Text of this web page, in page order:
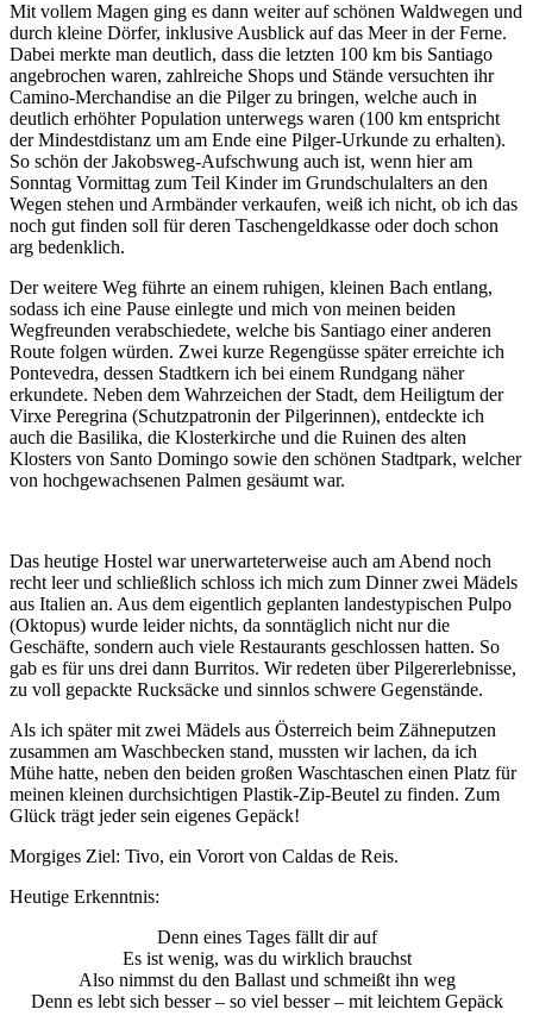
Mit vollem Magen ging es dann weiter auf schönen Waldwegen und
durch kleine Dörfer, inklusive Ausblick auf das Meer in der Ferne.
Dabei merkte man deutlich, dass die letzten 100 km bis Santiago
angebrochen waren, zahlreiche Shops und Stände versuchten ihr
Camino-Merchandise an die Pilger zu bringen, welche auch in
deutlich erhöhter Population unterwegs waren (100 km entspricht
der Mindestdistanz um am Ende eine Pilger-Urkunde zu erhalten).
So schön der Jakobsweg-Aufschwung auch ist, wenn hier am
Sonntag Vormittag zum Teil Kinder im Grundschulalters an den
Wegen stehen und Armbänder verkaufen, weiß ich nicht, ob ich das
noch gut finden soll für deren Taschengeldkasse oder doch schon
arg bedenklich.
Der weitere Weg führte an einem ruhigen, kleinen Bach entlang,
sodass ich eine Pause einlegte und mich von meinen beiden
Wegfreunden verabschiedete, welche bis Santiago einer anderen
Route folgen würden. Zwei kurze Regengüsse später erreichte ich
Pontevedra, dessen Stadtkern ich bei einem Rundgang näher
erkundete. Neben dem Wahrzeichen der Stadt, dem Heiligtum der
Virxe Peregrina (Schutzpatronin der Pilgerinnen), entdeckte ich
auch die Basilika, die Klosterkirche und die Ruinen des alten
Klosters von Santo Domingo sowie den schönen Stadtpark, welcher
von hochgewachsenen Palmen gesäumt war.
Das heutige Hostel war unerwarteterweise auch am Abend noch
recht leer und schließlich schloss ich mich zum Dinner zwei Mädels
aus Italien an. Aus dem eigentlich geplanten landestypischen Pulpo
(Oktopus) wurde leider nichts, da sonntäglich nicht nur die
Geschäfte, sondern auch viele Restaurants geschlossen hatten. So
gab es für uns drei dann Burritos. Wir redeten über Pilgererlebnisse,
zu voll gepackte Rucksäcke und sinnlos schwere Gegenstände.
Als ich später mit zwei Mädels aus Österreich beim Zähneputzen
zusammen am Waschbecken stand, mussten wir lachen, da ich
Mühe hatte, neben den beiden großen Waschtaschen einen Platz für
meinen kleinen durchsichtigen Plastik-Zip-Beutel zu finden. Zum
Glück trägt jeder sein eigenes Gepäck!
Morgiges Ziel: Tivo, ein Vorort von Caldas de Reis.
Heutige Erkenntnis:
Denn eines Tages fällt dir auf
Es ist wenig, was du wirklich brauchst
Also nimmst du den Ballast und schmeißt ihn weg
Denn es lebt sich besser – so viel besser – mit leichtem Gepäck